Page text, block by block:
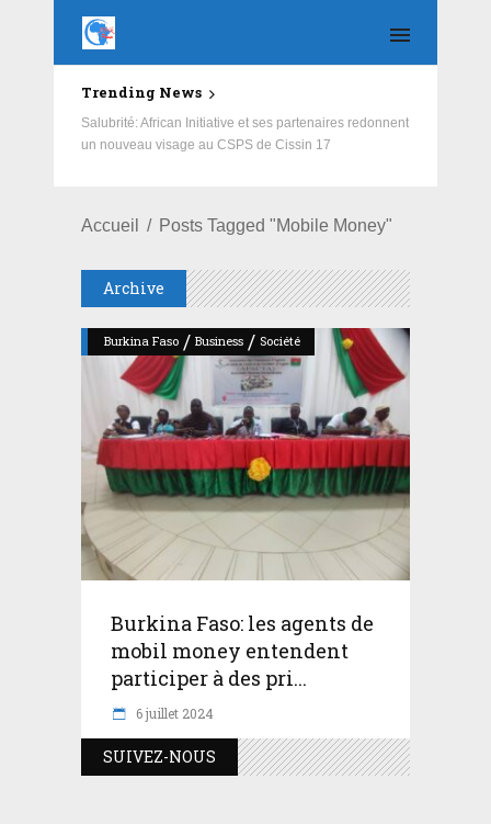
Trending News
3e édition du Camp vacances musique : l’Association
des artistes de la Police nationale offre des vacances
Accueil Posts Tagged "Mobile Money"
Archive
Burkina Faso / Business / Société
Burkina Faso: les agents de
mobil money entendent
participer à des pri...
6 juillet 2024
SUIVEZ-NOUS